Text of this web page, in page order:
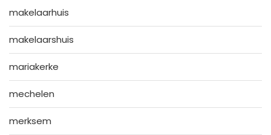
makelaarhuis
makelaarshuis
mariakerke
mechelen
merksem